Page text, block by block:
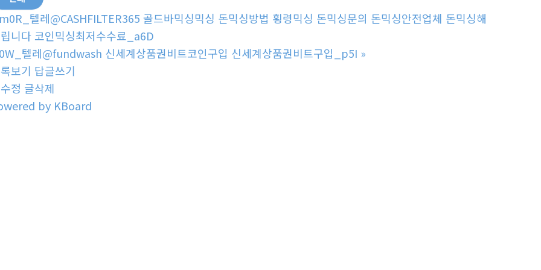
m0R_텔레@CASHFILTER365 골드바믹싱믹싱 돈믹싱방법 횡령믹싱 돈믹싱문의 돈믹싱안전업체 돈믹싱해
니다 코인믹싱최저수수료_a6D
텔레@fundwash 신세계상품권비트코인구입 신세계상품권비트구입_p5I »
보기 답글쓰기
정 글삭제
by KBoard